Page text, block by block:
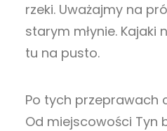
rzeki. Uważajmy na
starym młynie. Kajaki
tu na pusto.
Po tych przeprawach
Od miejscowości Tyn